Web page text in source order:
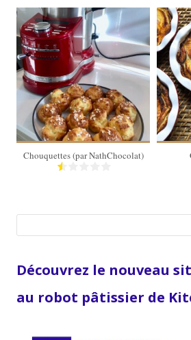
40
20 Min
Chouquettes (par NathChocolat)
Découvrez le nouveau
au robot pâtissier de